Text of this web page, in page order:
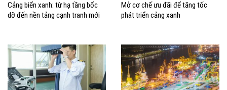
Cảng biển xanh: từ hạ tầng bốc
dỡ đến nền tảng cạnh tranh mới
Mở cơ chế ưu đãi để tăng tốc
phát triển cảng xanh